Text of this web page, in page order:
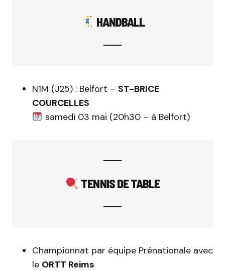
HANDBALL
N1M (J25) : Belfort – ST-BRICE
COURCELLES
samedi 03 mai (20h30 – à Belfort)
TENNIS DE TABLE
Championnat par équipe Prénationale avec
le ORTT Reims